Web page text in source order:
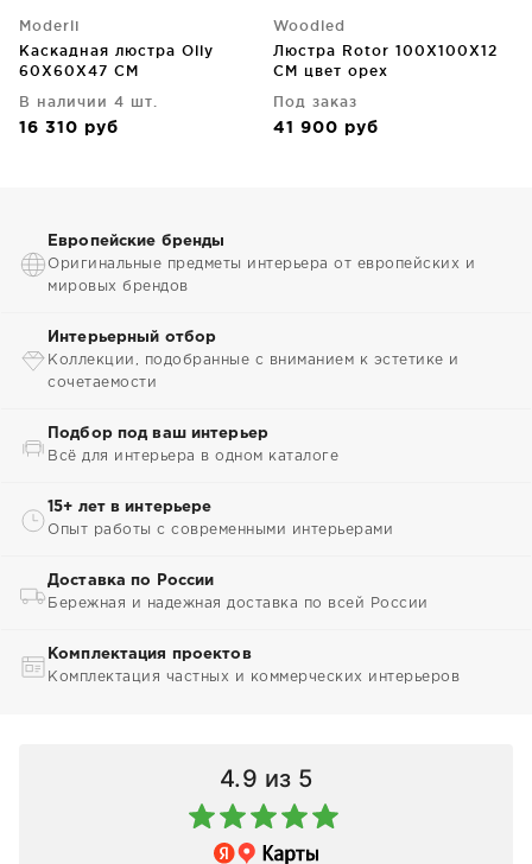
Moderli
Каскадная люстра Olly
60X60X47 CM
В наличии 4 шт.
16 310 руб
Woodled
Люстра Rotor 100X100X12
CM цвет орех
Под заказ
41 900 руб
Европейские бренды
Оригинальные предметы интерьера от европейских и
мировых брендов
Интерьерный отбор
Коллекции, подобранные с вниманием к эстетике и
сочетаемости
Подбор под ваш интерьер
Всё для интерьера в одном каталоге
15+ лет в интерьере
Опыт работы с современными интерьерами
Доставка по России
Бережная и надежная доставка по всей России
Комплектация проектов
Комплектация частных и коммерческих интерьеров
4.9 из 5